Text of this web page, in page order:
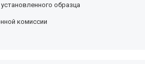
образца
комиссии